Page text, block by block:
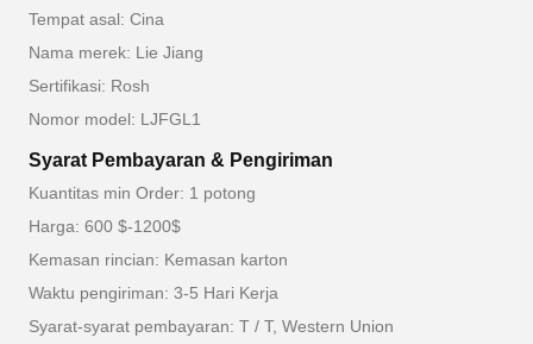
Tempat asal: Cina
Nama merek: Lie Jiang
Sertifikasi: Rosh
Nomor model: LJFGL1
Syarat Pembayaran & Pengiriman
Kuantitas min Order: 1 potong
Harga: 600 $-1200$
Kemasan rincian: Kemasan karton
Waktu pengiriman: 3-5 Hari Kerja
Syarat-syarat pembayaran: T / T, Western Union